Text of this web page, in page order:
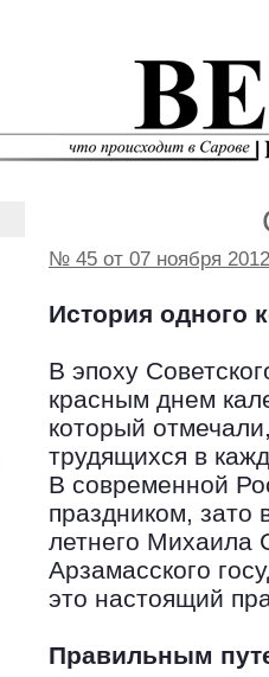
№ 45 от 07 ноября 2012
История одного
В эпоху
красным днем
который
трудящихся в
В современной
праздником, зато
летнего Михаила
Арзамасского
это настоящий
Правильным